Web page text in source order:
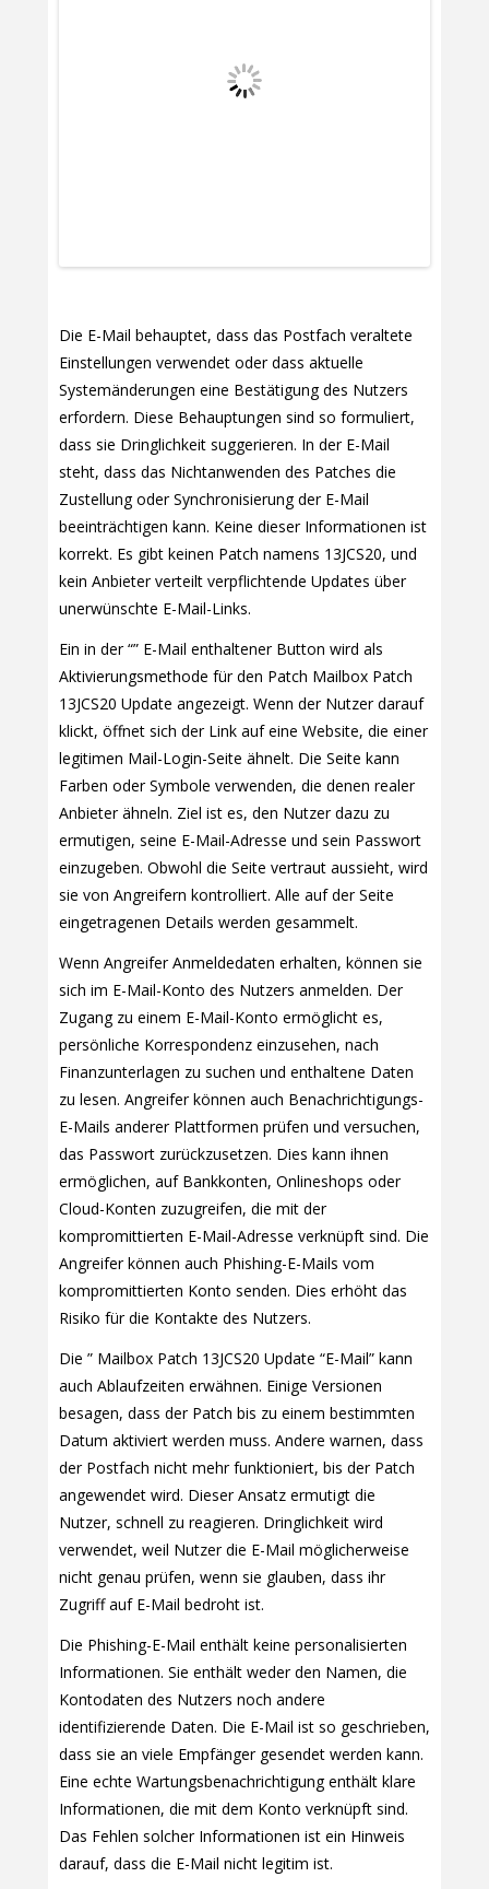
Die E-Mail behauptet, dass das Postfach veraltete
Einstellungen verwendet oder dass aktuelle
Systemänderungen eine Bestätigung des Nutzers
erfordern. Diese Behauptungen sind so formuliert,
dass sie Dringlichkeit suggerieren. In der E-Mail
steht, dass das Nichtanwenden des Patches die
Zustellung oder Synchronisierung der E-Mail
beeinträchtigen kann. Keine dieser Informationen ist
korrekt. Es gibt keinen Patch namens 13JCS20, und
kein Anbieter verteilt verpflichtende Updates über
unerwünschte E-Mail-Links.
Ein in der “” E-Mail enthaltener Button wird als
Aktivierungsmethode für den Patch Mailbox Patch
13JCS20 Update angezeigt. Wenn der Nutzer darauf
klickt, öffnet sich der Link auf eine Website, die einer
legitimen Mail-Login-Seite ähnelt. Die Seite kann
Farben oder Symbole verwenden, die denen realer
Anbieter ähneln. Ziel ist es, den Nutzer dazu zu
ermutigen, seine E-Mail-Adresse und sein Passwort
einzugeben. Obwohl die Seite vertraut aussieht, wird
sie von Angreifern kontrolliert. Alle auf der Seite
eingetragenen Details werden gesammelt.
Wenn Angreifer Anmeldedaten erhalten, können sie
sich im E-Mail-Konto des Nutzers anmelden. Der
Zugang zu einem E-Mail-Konto ermöglicht es,
persönliche Korrespondenz einzusehen, nach
Finanzunterlagen zu suchen und enthaltene Daten
zu lesen. Angreifer können auch Benachrichtigungs-
E-Mails anderer Plattformen prüfen und versuchen,
das Passwort zurückzusetzen. Dies kann ihnen
ermöglichen, auf Bankkonten, Onlineshops oder
Cloud-Konten zuzugreifen, die mit der
kompromittierten E-Mail-Adresse verknüpft sind. Die
Angreifer können auch Phishing-E-Mails vom
kompromittierten Konto senden. Dies erhöht das
Risiko für die Kontakte des Nutzers.
Die ” Mailbox Patch 13JCS20 Update “E-Mail” kann
auch Ablaufzeiten erwähnen. Einige Versionen
besagen, dass der Patch bis zu einem bestimmten
Datum aktiviert werden muss. Andere warnen, dass
der Postfach nicht mehr funktioniert, bis der Patch
angewendet wird. Dieser Ansatz ermutigt die
Nutzer, schnell zu reagieren. Dringlichkeit wird
verwendet, weil Nutzer die E-Mail möglicherweise
nicht genau prüfen, wenn sie glauben, dass ihr
Zugriff auf E-Mail bedroht ist.
Die Phishing-E-Mail enthält keine personalisierten
Informationen. Sie enthält weder den Namen, die
Kontodaten des Nutzers noch andere
identifizierende Daten. Die E-Mail ist so geschrieben,
dass sie an viele Empfänger gesendet werden kann.
Eine echte Wartungsbenachrichtigung enthält klare
Informationen, die mit dem Konto verknüpft sind.
Das Fehlen solcher Informationen ist ein Hinweis
darauf, dass die E-Mail nicht legitim ist.